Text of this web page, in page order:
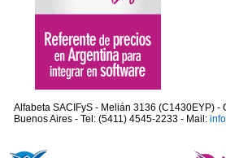
Alfabeta SACIFyS - Melián 3136 (C1430EYP) -
Buenos Aires - Tel: (5411) 4545-2233 - Mail: